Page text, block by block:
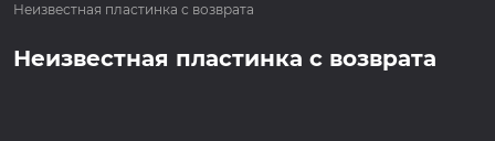
Неизвестная пластинка с возврата
Неизвестная пластинка с возврата